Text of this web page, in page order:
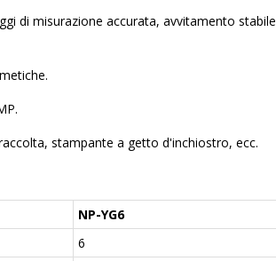
di misurazione accurata, avvitamento stabile
stampante a getto d'inchiostro, ecc.
NP-YG6
6